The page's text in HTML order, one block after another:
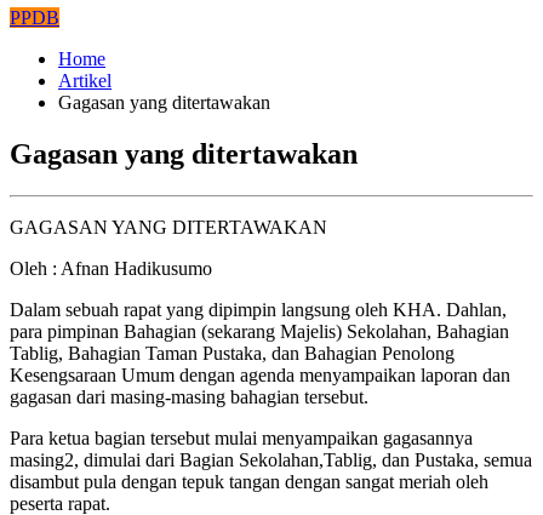
PPDB
Home
Artikel
Gagasan yang ditertawakan
Gagasan yang ditertawakan
GAGASAN YANG DITERTAWAKAN
Oleh : Afnan Hadikusumo
Dalam sebuah rapat yang dipimpin langsung oleh KHA. Dahlan,
para pimpinan Bahagian (sekarang Majelis) Sekolahan, Bahagian
Tablig, Bahagian Taman Pustaka, dan Bahagian Penolong
Kesengsaraan Umum dengan agenda menyampaikan laporan dan
gagasan dari masing-masing bahagian tersebut.
Para ketua bagian tersebut mulai menyampaikan gagasannya
masing2, dimulai dari Bagian Sekolahan,Tablig, dan Pustaka, semua
disambut pula dengan tepuk tangan dengan sangat meriah oleh
peserta rapat.